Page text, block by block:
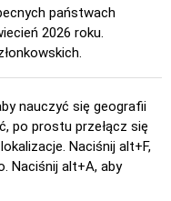
odpowiedź spośród
klawisze 1–4.
na mapie w miarę
klawiszy WASD i użyj
państwach
2026 roku.
nauczyć się geografii
po prostu przełącz się
Naciśnij alt+F,
Naciśnij alt+A, aby